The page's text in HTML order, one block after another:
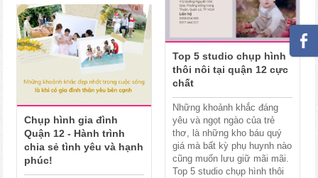
Top 5 studio chụp hình
thôi nôi tại quận 12 cực
chất
Những khoảnh khắc đáng
yêu và ngọt ngào của trẻ
thơ, là những kho báu quý
giá mà bất kỳ phụ huynh nào
cũng muốn lưu giữ mãi mãi.
Top 5 studio chụp hình thôi
Chụp hình gia đình
Quận 12 - Hành trình
chia sẻ tình yêu và hạnh
phúc!